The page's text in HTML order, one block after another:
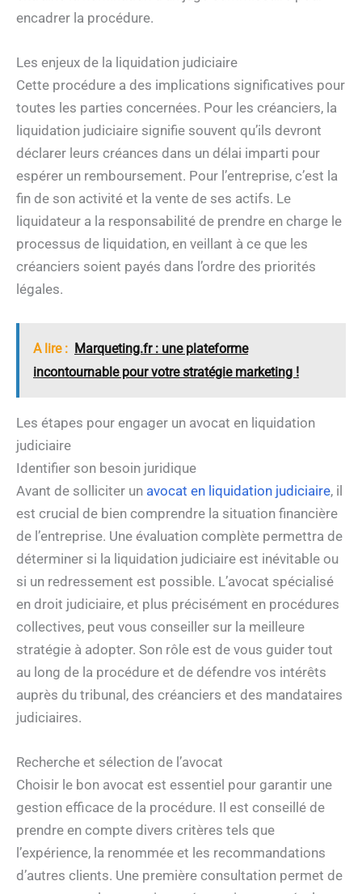
encadrer la procédure.
Les enjeux de la liquidation judiciaire
Cette procédure a des implications significatives pour
toutes les parties concernées. Pour les créanciers, la
liquidation judiciaire signifie souvent qu’ils devront
déclarer leurs créances dans un délai imparti pour
espérer un remboursement. Pour l’entreprise, c’est la
fin de son activité et la vente de ses actifs. Le
liquidateur a la responsabilité de prendre en charge le
processus de liquidation, en veillant à ce que les
créanciers soient payés dans l’ordre des priorités
légales.
A lire : Marqueting.fr : une plateforme
incontournable pour votre stratégie marketing !
Les étapes pour engager un avocat en liquidation
judiciaire
Identifier son besoin juridique
Avant de solliciter un avocat en liquidation judiciaire, il
est crucial de bien comprendre la situation financière
de l’entreprise. Une évaluation complète permettra de
déterminer si la liquidation judiciaire est inévitable ou
si un redressement est possible. L’avocat spécialisé
en droit judiciaire, et plus précisément en procédures
collectives, peut vous conseiller sur la meilleure
stratégie à adopter. Son rôle est de vous guider tout
au long de la procédure et de défendre vos intérêts
auprès du tribunal, des créanciers et des mandataires
judiciaires.
Recherche et sélection de l’avocat
Choisir le bon avocat est essentiel pour garantir une
gestion efficace de la procédure. Il est conseillé de
prendre en compte divers critères tels que
l’expérience, la renommée et les recommandations
d’autres clients. Une première consultation permet de